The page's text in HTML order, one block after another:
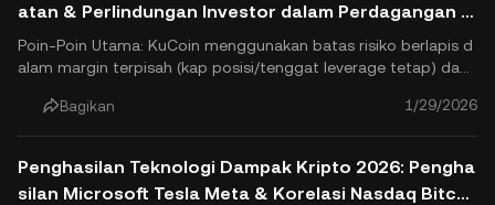
atan & Perlindungan Investor dalam Perdagangan K
ripto Aman
Poin-Poin Utama: KuCoin menggunakan batas risiko berlapis d
alam margin terpisah (kap posisi/tenggat leverage tetap) dan
rlapis untuk eksposur lebih tinggi) untuk membatasi risiko trad
er individu dan mengendalikan efek likuidasi berskal.
Bagikan 1/29/2026
Penghasilan Teknologi Dampak Kripto 2026: Pengha
silan Microsoft Tesla Meta & Korelasi Nasdaq Bitcoi